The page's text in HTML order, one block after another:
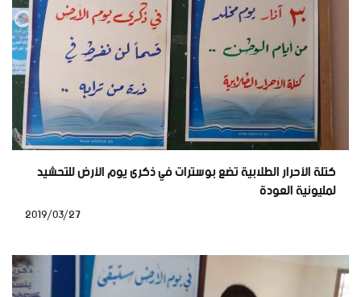
كتلة الأحرار الطلابية تضع بوسترات في ذكرى يوم الأرض للتحشيد
لمليونية العودة